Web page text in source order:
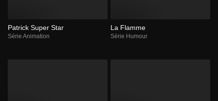
Patrick Super Star
Série Animation
La Flamme
Série Humour